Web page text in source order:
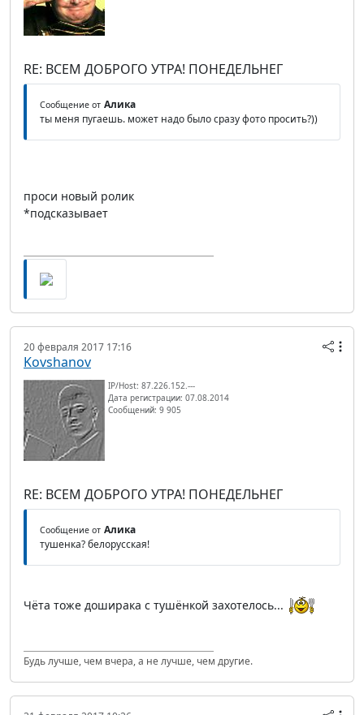
RE: ВСЕМ ДОБРОГО УТРА! ПОНЕДЕЛЬНЕГ
Сообщение от Алика
ты меня пугаешь. может надо было сразу фото просить?))
проси новый ролик
*подсказывает
20 февраля 2017 17:16
Kovshanov
IP/Host: 87.226.152.---
Дата регистрации: 07.08.2014
Сообщений: 9 905
RE: ВСЕМ ДОБРОГО УТРА! ПОНЕДЕЛЬНЕГ
Сообщение от Алика
тушенка? белорусская!
Чёта тоже доширака с тушёнкой захотелось...
Будь лучше, чем вчера, а не лучше, чем другие.